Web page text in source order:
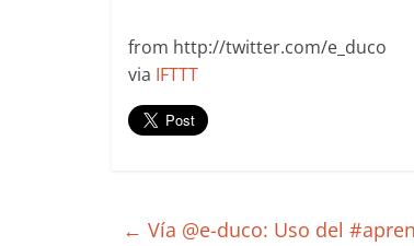
from http://twitter.com/e_duco
via IFTTT
← Vía @e-duco: Uso del